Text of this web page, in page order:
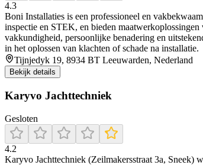
4.3
Boni Installaties is een professioneel en
inspectie en STEK, en bieden
vakkundigheid, persoonlijke benadering en
in het oplossen van klachten of schade na installatie.
Tijnjedyk 19, 8934 BT Leeuwarden, Nederland
Bekijk details
Karyvo Jachttechniek
Gesloten
4.2
Karyvo Jachttechniek (Zeilmakersstraat 3a, Sneek)